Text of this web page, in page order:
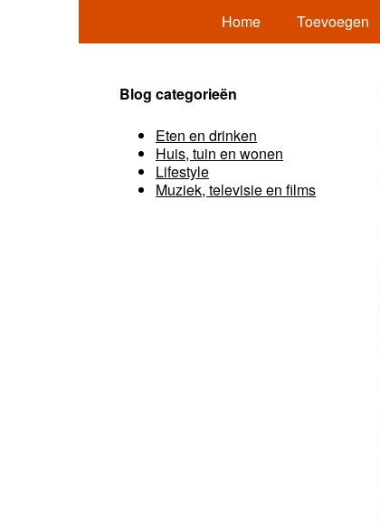
Home Toevoegen
Blog categorieën
Eten en drinken
Huis, tuin en wonen
Lifestyle
Muziek, televisie en films